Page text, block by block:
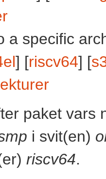
a specific
] [riscv64] [
paket vars
i svit(en)
riscv64.